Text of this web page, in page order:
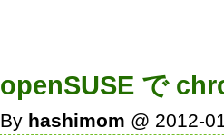
openSUSE で
By hashimom @ 2012-